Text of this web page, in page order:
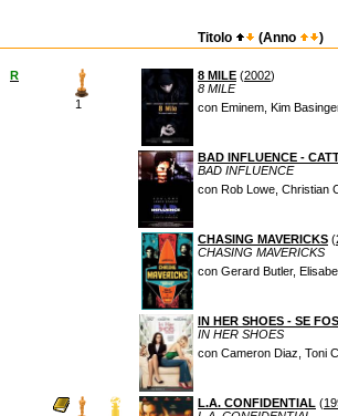
Titolo (Anno )
R
1
8 MILE (2002)
8 MILE
con Eminem, Kim
BAD INFLUENCE -
BAD INFLUENCE
con Rob Lowe, Christian
CHASING MAVERICKS (
CHASING MAVERICKS
con Gerard Butler,
IN HER SHOES - SE
IN HER SHOES
con Cameron Diaz, Toni
L.A. CONFIDENTIAL (